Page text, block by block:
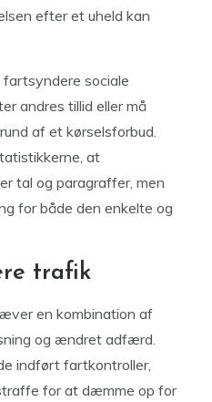
efter et uheld kan
sociale
andres tillid eller må
af et kørselsforbud.
at
tal og paragraffer, men
for både den enkelte og
trafik
en kombination af
og ændret adfærd.
indført fartkontroller,
for at dæmme op for